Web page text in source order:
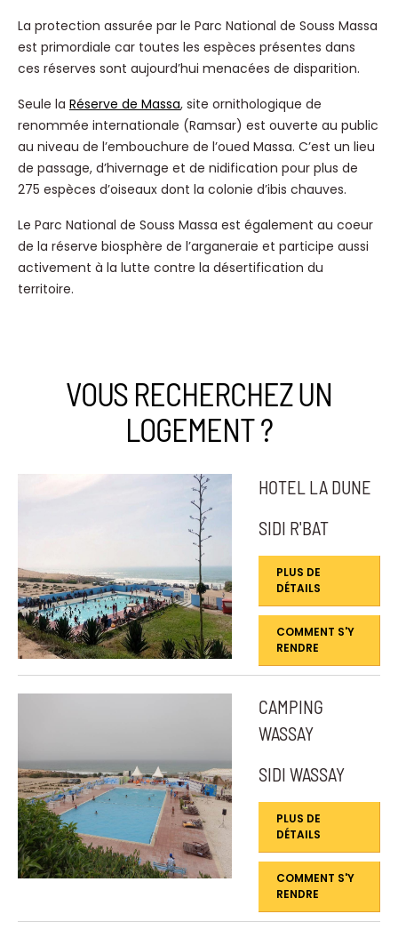
La protection assurée par le Parc National de Souss Massa
est primordiale car toutes les espèces présentes dans
ces réserves sont aujourd’hui menacées de disparition.
Seule la Réserve de Massa, site ornithologique de
renommée internationale (Ramsar) est ouverte au public
au niveau de l’embouchure de l’oued Massa. C’est un lieu
de passage, d’hivernage et de nidification pour plus de
275 espèces d’oiseaux dont la colonie d’ibis chauves.
Le Parc National de Souss Massa est également au coeur
de la réserve biosphère de l’arganeraie et participe aussi
activement à la lutte contre la désertification du
territoire.
VOUS RECHERCHEZ UN
LOGEMENT ?
HOTEL LA DUNE
SIDI R'BAT
PLUS DE
DÉTAILS
COMMENT S'Y
RENDRE
CAMPING
WASSAY
SIDI WASSAY
PLUS DE
DÉTAILS
COMMENT S'Y
RENDRE